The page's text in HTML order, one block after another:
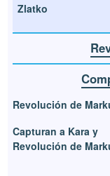
Zlatko
Revolución de
Capturan a Kara y
Revolución de